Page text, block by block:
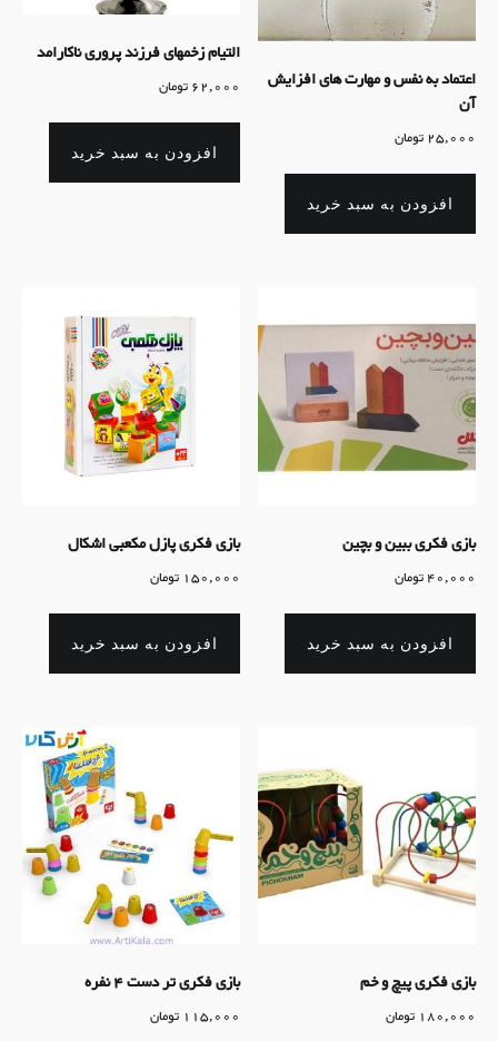
اعتماد به نفس و مهارت های افزایش
آن
25,000تومان
افزودن به سبد خرید
التیام زخمهای فرزند پروری ناکارامد
62,000تومان
افزودن به سبد خرید
بازی فکری ببین و بچین
40,000تومان
افزودن به سبد خرید
بازی فکری پازل مکعبی اشکال
150,000 تومان
افزودن به سبد خرید
بازی فکری پیچ و خم
180,000 تومان
بازی فکری تر دست 4 نفره
115,000 تومان